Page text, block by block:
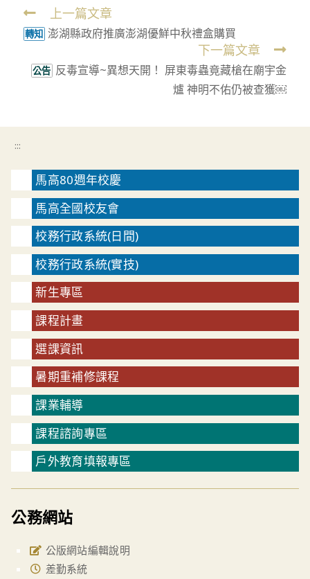
Read
more
上一篇文章
轉知 澎湖縣政府推廣澎湖優鮮中秋禮盒購買
下一篇文章
公告 反毒宣導~異想天開！ 屏東毒蟲竟藏槍在廟宇金
爐 神明不佑仍被查獲￼
:::
馬高80週年校慶
馬高全國校友會
校務行政系統(日間)
校務行政系統(實技)
新生專區
課程計畫
選課資訊
暑期重補修課程
課業輔導
課程諮詢專區
戶外教育填報專區
公務網站
公版網站編輯說明
差勤系統